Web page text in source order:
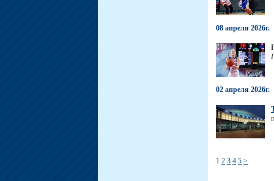
08 апреля 2026г.
02 апреля 2026г.
1 2 3 4 5 >